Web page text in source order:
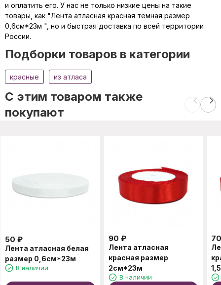
и оплатить его. У нас не только низкие цены на такие
товары, как "Лента атласная красная темная размер
0,6см*23м ", но и быстрая доставка по всей территории
России.
Подборки товаров в категории
красные из атласа
C этим товаром также
покупают
50 ₽
Лента атласная белая
размер 0,6см*23м
В наличии
90 ₽
Лента атласная
красная размер
2см*23м
В наличии
70